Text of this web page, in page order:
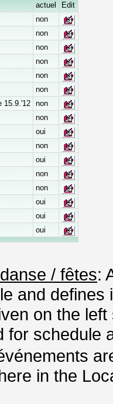
actuel
Edit
non
non
non
non
non
non
15.9.'12 non
non
oui
non
oui
non
non
oui
oui
oui
/ fêtes:
and
on the
for schedule
in the